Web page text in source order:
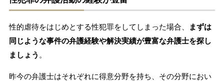
性的虐待をはじめとする性犯罪をしてしまった場合、
まずは
同じような事件の弁護経験や解決実績が豊富な弁護士を探し
ましょう 。
昨今の弁護士はそれぞれに得意分野を持ち、その分野におい